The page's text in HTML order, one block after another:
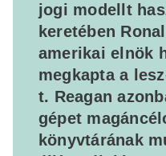
jogi modellt
keretében
amerikai elnök
megkapta a
t. Reagan
gépet
könyvtárának